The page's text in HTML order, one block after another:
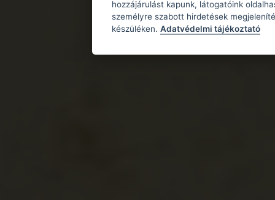
hozzájárulást kapunk, látogatóink
személyre szabott hirdetések
készüléken. Adatvédelmi tájékoztató